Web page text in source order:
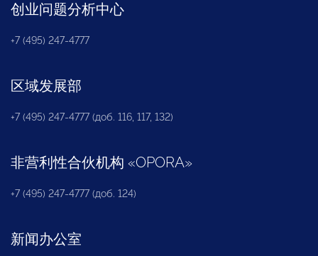
创业问题分析中心
+7 (495) 247-4777
区域发展部
+7 (495) 247-4777 (доб. 116, 117, 132)
非营利性合伙机构 «OPORA»
+7 (495) 247-4777 (доб. 124)
新闻办公室